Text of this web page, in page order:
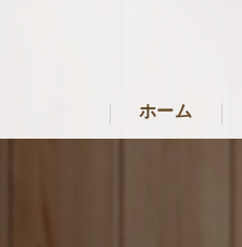
ホーム